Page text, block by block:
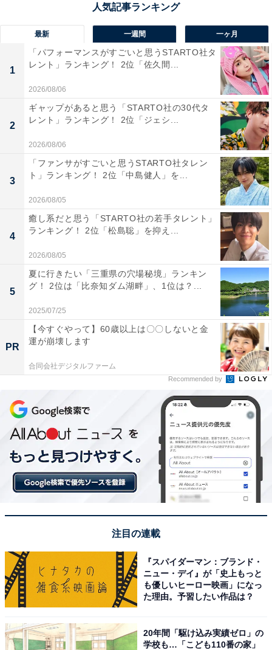
ら」（30代女性／栃木県）、「鹿児島の『さつまあ
げ』。本場のものをお土産にと思って」（50代女性／東
京都）、「旦那さんが鹿児島の人ですがこれを買えば間
違いなしといつもいう」（30代女性／愛知県）といった
1位：唐芋レアケーキ（フェスティバロ）／53票
1位は、フェスティバロの「唐芋レアケーキ」です。鹿
児島の特産品「唐芋（さつまいも）」を贅沢に使用し
た、とろけるような口溶けが魅力。客室乗務員の口コミ
から全国に人気が広がった「ラブリー」をはじめ、桜島
のふもとで自家栽培された素材の新鮮さが自慢です。上
品な甘さとクリーミーなレア食感は、まるでホテルスイ
ーツのような高級感。鹿児島土産のニュースタンダード
として、大切な実家への贈り物に選ぶ人が多くなってい
ます。
回答者からは「クリーミィな芋餡のレアケーキが一口カ
た目も可愛い」（50代男性／大阪府）、「鹿児島名産さ
つまいも使用で日持ちも良く手土産向き」（20代女性／
東京都）、「目上の人でも喜ばれる逸品だから」（40代
女性／大阪府）といった声が集まりました。
※回答者からのコメントは原文ママです
最新 一週間 一ヶ月
1
「パフォーマンスがすごいと思うSTARTO社タ
レント」ランキング！ 2位「佐久間...
2026/08/06
2
ギャップがあると思う「STARTO社の30代タ
レント」ランキング！ 2位「ジェシ...
2026/08/06
3
「ファンサがすごいと思うSTARTO社タレン
ト」ランキング！ 2位「中島健人」を...
2026/08/05
4
癒し系だと思う「STARTO社の若手タレント」
ランキング！ 2位「松島聡」を抑え...
2026/08/05
5
夏に行きたい「三重県の穴場秘境」ランキン
グ！ 2位は「比奈知ダム湖畔」、1位は？...
2025/07/25
PR
【今すぐやって】60歳以上は〇〇しないと金
運が崩壊します
合同会社デジタルファーム
Recommended by
注目の連載
『スパイダーマン：ブランド・
ニュー・デイ』が「史上もっと
も優しいヒーロー映画」になっ
た理由。予習したい作品は？
20年間「駆け込み実績ゼロ」の
学校も…「こども110番の家」